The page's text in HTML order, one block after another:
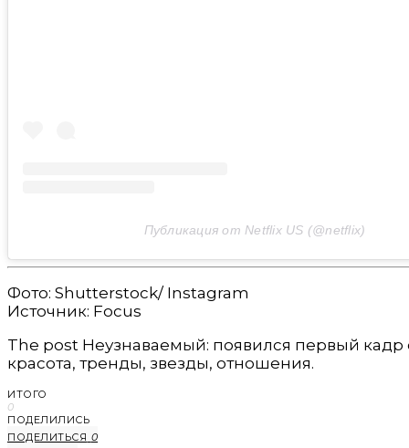
Публикация от Netflix US (@netflix)
Фото: Shutterstock/ Instagram
Источник: Focus
The post Неузнаваемый: появился первый кадр
красота, тренды, звезды, отношения.
ИТОГО
0
ПОДЕЛИЛИСЬ
ПОДЕЛИТЬСЯ 0